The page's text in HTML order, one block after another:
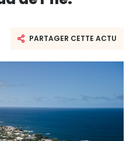
PARTAGER CETTE ACTU